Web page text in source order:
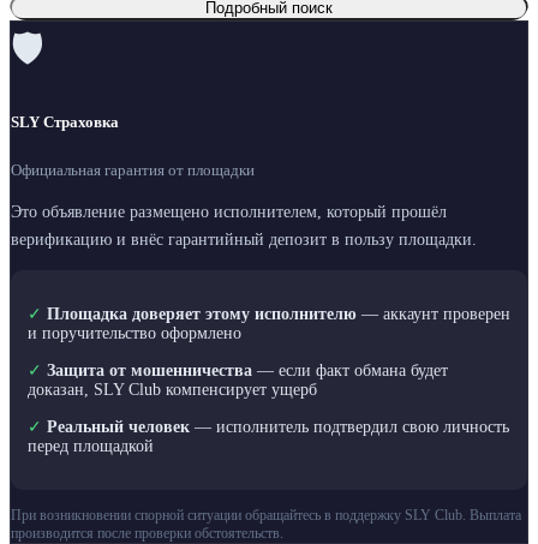
Подробный поиск
🛡
SLY Страховка
Официальная гарантия от площадки
Это объявление размещено исполнителем, который прошёл
верификацию и внёс гарантийный депозит в пользу площадки.
✓ Площадка доверяет этому исполнителю — аккаунт проверен
и поручительство оформлено
✓ Защита от мошенничества — если факт обмана будет
доказан, SLY Club компенсирует ущерб
✓ Реальный человек — исполнитель подтвердил свою личность
перед площадкой
При возникновении спорной ситуации обращайтесь в поддержку SLY Club. Выплата
производится после проверки обстоятельств.